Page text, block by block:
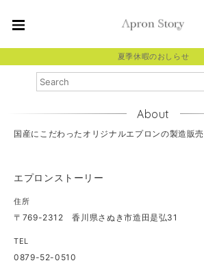
夏季休暇のおしらせ
About
国産にこだわったオリジナルエプロンの製造販売
エプロンストーリー
住所
〒769-2312 香川県さぬき市造田是弘31
TEL
0879-52-0510